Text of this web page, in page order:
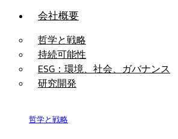
会社概要
哲学と戦略
持続可能性
ESG：環境、社会、ガバナンス
研究開発
哲学と戦略